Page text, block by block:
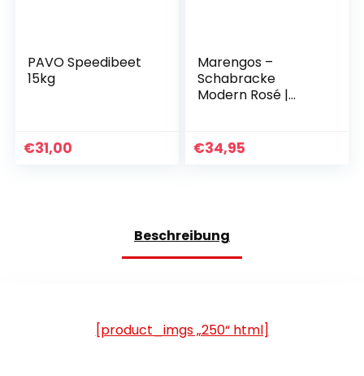
PAVO Speedibeet
15kg
€31,00
Marengos –
Schabracke
Modern Rosé |
Schaumstofffüllung
& Tasche |
Zierkordel | Dressur
und Vielseitigkeit
€34,95
Beschreibung
[product_imgs „250“ html]